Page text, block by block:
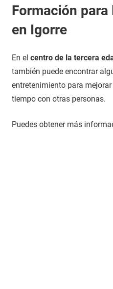
Formación para
en Igorre
En el centro de la tercera
también puede encontrar
entretenimiento para
tiempo con otras personas.
Puedes obtener más